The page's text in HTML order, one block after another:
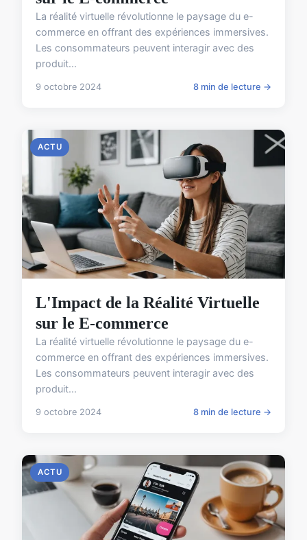
La réalité virtuelle révolutionne le paysage du e-
commerce en offrant des expériences immersives.
Les consommateurs peuvent interagir avec des
produit...
9 octobre 2024 8 min de lecture →
ACTU
L'Impact de la Réalité Virtuelle
sur le E-commerce
La réalité virtuelle révolutionne le paysage du e-
commerce en offrant des expériences immersives.
Les consommateurs peuvent interagir avec des
produit...
9 octobre 2024 8 min de lecture →
ACTU